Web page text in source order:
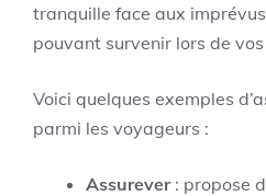
tranquille face aux
pouvant survenir lors de
Voici quelques exemples
parmi les voyageurs :
Assurever: propose